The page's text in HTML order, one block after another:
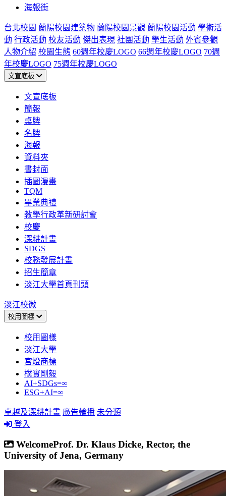
海報街
台北校園 蘭陽校園建築物 蘭陽校園景觀 蘭陽校園活動 學術活
動 行政活動 校友活動 傑出表現 社團活動 學生活動 外賓參觀
人物介紹 校園生態 60週年校慶LOGO 66週年校慶LOGO 70週
年校慶LOGO 75週年校慶LOGO
文宣底板
文宣底板
簡報
桌牌
名牌
海報
資料夾
書封面
插圖漫畫
TQM
畢業典禮
教學行政革新研討會
校慶
深耕計畫
SDGS
校務發展計畫
招生簡章
淡江大學首頁刊頭
淡江校徽
校用圖樣
校用圖樣
淡江大學
宮燈商標
樸實剛毅
AI+SDGs=∞
ESG+AI=∞
卓越及深耕計畫 廣告輪播 未分類
登入
WelcomeProf. Dr. Klaus Dicke, Rector, the
University of Jena, Germany